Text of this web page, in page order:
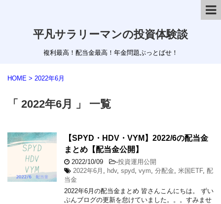
平凡サラリーマンの投資体験談
複利最高！配当金最高！年金問題ぶっとばせ！
HOME > 2022年6月
「 2022年6月 」 一覧
【SPYD・HDV・VYM】2022/6の配当金
まとめ【配当金公開】
2022/10/09 -投資運用公開
2022年6月
hdv, spyd vym 分配金 米国ETF, 配
当金
2022年6月の配当金まとめ 皆さんこんにちは。 ずい
ぶんブログの更新を怠けていました。。。すみませ